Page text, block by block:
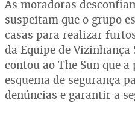
As moradoras
suspeitam que o grupo
casas para realizar
da Equipe de Vizinhança
contou ao The Sun que
esquema de segurança
denúncias e garantir a